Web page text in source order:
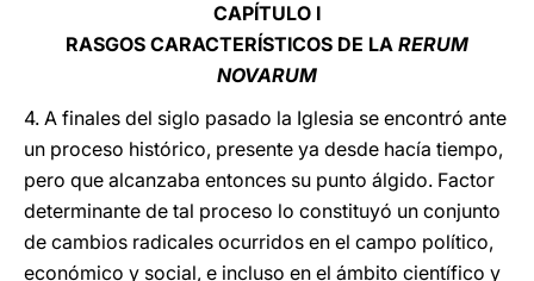
CAPÍTULO I
RASGOS CARACTERÍSTICOS DE LA RERUM
NOVARUM
4. A finales del siglo pasado la Iglesia se encontró ante
un proceso histórico, presente ya desde hacía tiempo,
pero que alcanzaba entonces su punto álgido. Factor
determinante de tal proceso lo constituyó un conjunto
de cambios radicales ocurridos en el campo político,
económico y social, e incluso en el ámbito científico y